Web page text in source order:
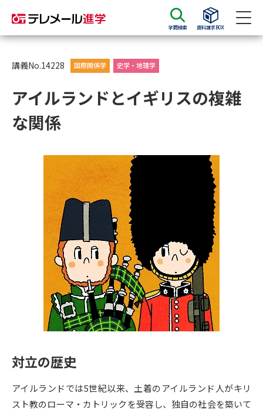
学問検索 資料請求BOX
資料請求
大学・短大の資料種類から請求
総合型選抜・学校推薦型選抜 募
集要項＆願書
大学入学共通テスト利用選抜の
大学・短大以外の資料から請求
専門学校の資料請求 大学院の資料請求
留学・進学関連、塾・予備校
大学入学共通テスト「受験案
内」の請求
大学入学共通テスト「受験上の
配慮案内」の請求
高等学校卒業程度認定試験
幼稚園教員資格認定試験
高等学校（情報）教員資格認定
試験
講義No.14228 国際関係学 史学・地理学
アイルランドとイギリスの複雑
な関係
対立の歴史
アイルランドでは5世紀以来、土着のアイルランド人がキリ
スト教のローマ・カトリックを受容し、独自の社会を築いて